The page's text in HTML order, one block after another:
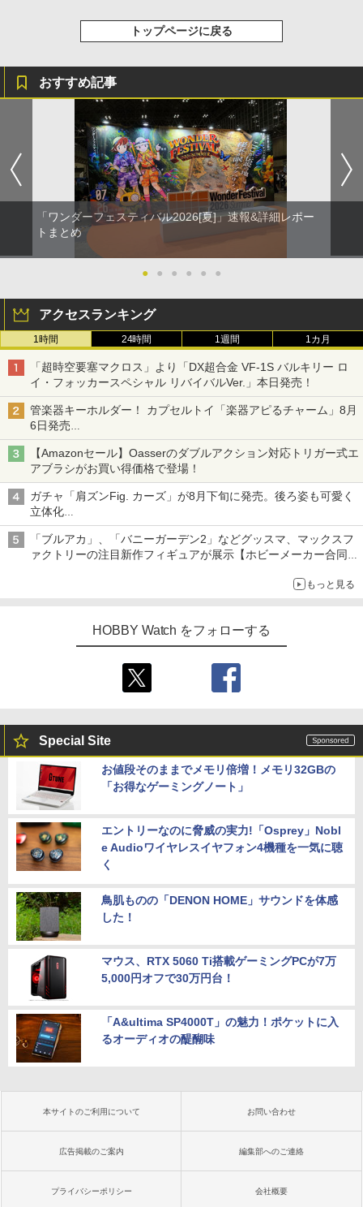
トップページに戻る
おすすめ記事
「ワンダーフェスティバル2026[夏]」速報&詳細レポー
トまとめ
● ● ● ● ● ●
アクセスランキング
1時間 24時間 1週間 1カ月
「超時空要塞マクロス」より「DX超合金 VF-1S バルキリー ロ
イ・フォッカースペシャル リバイバルVer.」本日発売！
管楽器キーホルダー！ カプセルトイ「楽器アピるチャーム」8月
6日発売
チューバ、テナサクなど5種各3色
【Amazonセール】Oasserのダブルアクション対応トリガー式エ
アブラシがお買い得価格で登場！
ガチャ「肩ズンFig. カーズ」が8月下旬に発売。後ろ姿も可愛く
立体化
ライトニング・マックィーンやメーターなど4種がラインナップ
「ブルアカ」、「バニーガーデン2」などグッスマ、マックスフ
ァクトリーの注目新作フィギュアが展示【ホビーメーカー合同展
もっと見る
HOBBY Watch をフォローする
Special Site
お値段そのままでメモリ倍増！メモリ32GBの
「お得なゲーミングノート」
エントリーなのに脅威の実力!「Osprey」Nobl
e Audioワイヤレスイヤフォン4機種を一気に聴
く
鳥肌ものの「DENON HOME」サウンドを体感
した！
マウス、RTX 5060 Ti搭載ゲーミングPCが7万
5,000円オフで30万円台！
「A&ultima SP4000T」の魅力！ポケットに入
るオーディオの醍醐味
本サイトのご利用について お問い合わせ
広告掲載のご案内 編集部へのご連絡
プライバシーポリシー 会社概要